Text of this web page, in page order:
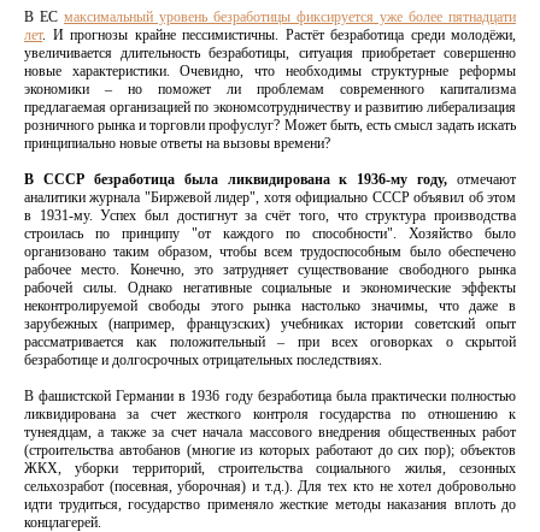
В ЕС максимальный уровень безработицы фиксируется уже более пятнадцати
лет. И прогнозы крайне пессимистичны. Растёт безработица среди молодёжи,
увеличивается длительность безработицы, ситуация приобретает совершенно
новые характеристики. Очевидно, что необходимы структурные реформы
экономики – но поможет ли проблемам современного капитализма
предлагаемая организацией по экономсотрудничеству и развитию либерализация
розничного рынка и торговли профуслуг? Может быть, есть смысл задать искать
принципиально новые ответы на вызовы времени?
В СССР безработица была ликвидирована к 1936-му году, отмечают
аналитики журнала "Биржевой лидер", хотя официально СССР объявил об этом
в 1931-му. Успех был достигнут за счёт того, что структура производства
строилась по принципу "от каждого по способности". Хозяйство было
организовано таким образом, чтобы всем трудоспособным было обеспечено
рабочее место. Конечно, это затрудняет существование свободного рынка
рабочей силы. Однако негативные социальные и экономические эффекты
неконтролируемой свободы этого рынка настолько значимы, что даже в
зарубежных (например, французских) учебниках истории советский опыт
рассматривается как положительный – при всех оговорках о скрытой
безработице и долгосрочных отрицательных последствиях.
В фашистской Германии в 1936 году безработица была практически полностью
ликвидирована за счет жесткого контроля государства по отношению к
тунеядцам, а также за счет начала массового внедрения общественных работ
(строительства автобанов (многие из которых работают до сих пор); объектов
ЖКХ, уборки территорий, строительства социального жилья, сезонных
сельхозработ (посевная, уборочная) и т.д.). Для тех кто не хотел добровольно
идти трудиться, государство применяло жесткие методы наказания вплоть до
концлагерей.